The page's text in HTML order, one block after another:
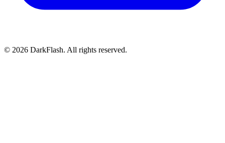
© 2026 DarkFlash. All rights reserved.